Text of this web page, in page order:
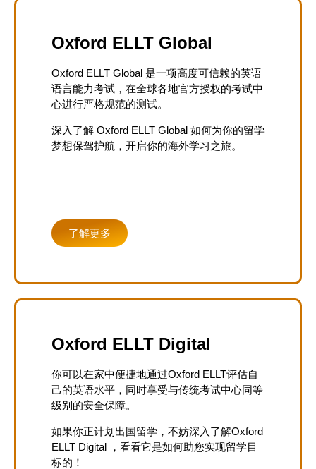
Oxford ELLT Global
Oxford ELLT Global 是一项高度可信赖的英语
语言能力考试，在全球各地官方授权的考试中
心进行严格规范的测试。
深入了解 Oxford ELLT Global 如何为你的留学
梦想保驾护航，开启你的海外学习之旅。
了解更多
Oxford ELLT Digital
你可以在家中便捷地通过Oxford ELLT评估自
己的英语水平，同时享受与传统考试中心同等
级别的安全保障。
如果你正计划出国留学，不妨深入了解Oxford
ELLT Digital ，看看它是如何助您实现留学目
标的！